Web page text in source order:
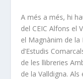
A més a més, hi
del CEIC Alfons el
el Magnànim de la
d’Estudis
de les llibreries
de la Valldigna. Als